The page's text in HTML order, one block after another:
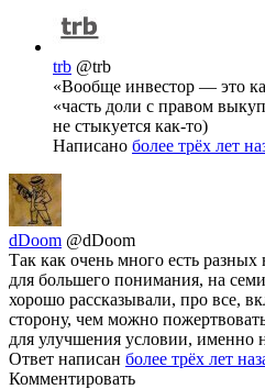
trb @trb
«Вообще инвестор — это
«часть доли с правом
не стыкуется как-то)
Написано более трёх лет
dDoom @dDoom
Так как очень много есть
для большего понимания, на
хорошо рассказывали, про все,
сторону, чем можно
для улучшения условии, именно
Ответ написан более трёх лет
Комментировать